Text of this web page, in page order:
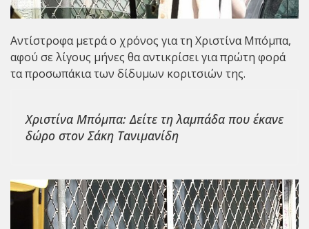
Αντίστροφα μετρά ο χρόνος για τη Χριστίνα Μπόμπα,
αφού σε λίγους μήνες θα αντικρίσει για πρώτη φορά
τα προσωπάκια των δίδυμων κοριτσιών της.
Χριστίνα Μπόμπα: Δείτε τη λαμπάδα που έκανε
δώρο στον Σάκη Τανιμανίδη